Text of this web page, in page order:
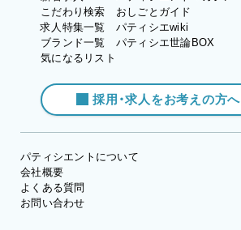
こだわり検索
求人特集一覧
ブランド一覧
気になるリスト
おしごとガイド
パティシエwiki
パティシエ世論BOX
採用・求人をお考えの方へ
パティシエントについて
会社概要
よくある質問
お問い合わせ